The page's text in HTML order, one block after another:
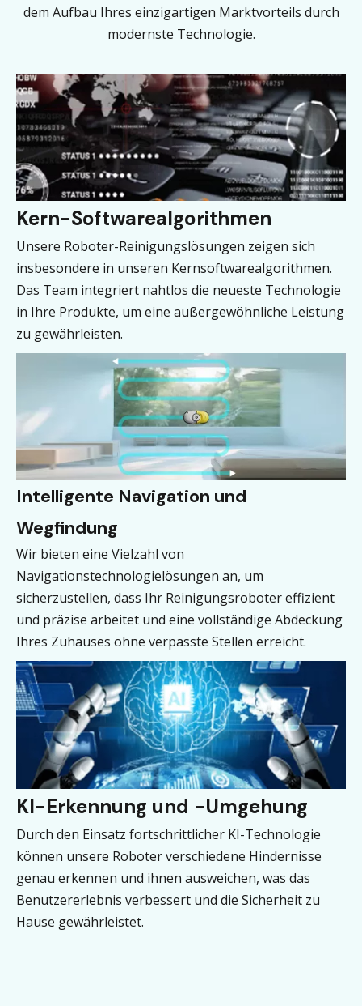
dem Aufbau Ihres einzigartigen Marktvorteils durch
modernste Technologie.
Kern-Softwarealgorithmen
Unsere Roboter-Reinigungslösungen zeigen sich
insbesondere in unseren Kernsoftwarealgorithmen.
Das Team integriert nahtlos die neueste Technologie
in Ihre Produkte, um eine außergewöhnliche Leistung
zu gewährleisten.
Intelligente Navigation und
Wegfindung
Wir bieten eine Vielzahl von
Navigationstechnologielösungen an, um
sicherzustellen, dass Ihr Reinigungsroboter effizient
und präzise arbeitet und eine vollständige Abdeckung
Ihres Zuhauses ohne verpasste Stellen erreicht.
KI-Erkennung und -Umgehung
Durch den Einsatz fortschrittlicher KI-Technologie
können unsere Roboter verschiedene Hindernisse
genau erkennen und ihnen ausweichen, was das
Benutzererlebnis verbessert und die Sicherheit zu
Hause gewährleistet.